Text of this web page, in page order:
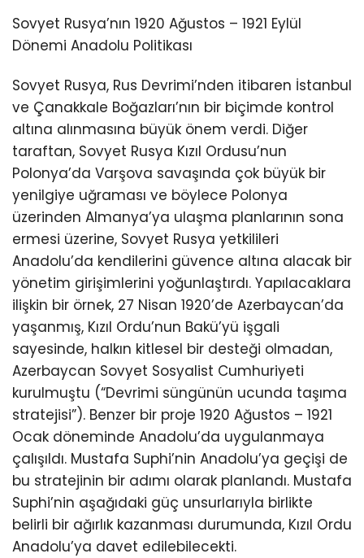
Sovyet Rusya’nın 1920 Ağustos – 1921 Eylül
Dönemi Anadolu Politikası
Sovyet Rusya, Rus Devrimi’nden itibaren İstanbul
ve Çanakkale Boğazları’nın bir biçimde kontrol
altına alınmasına büyük önem verdi. Diğer
taraftan, Sovyet Rusya Kızıl Ordusu’nun
Polonya’da Varşova savaşında çok büyük bir
yenilgiye uğraması ve böylece Polonya
üzerinden Almanya’ya ulaşma planlarının sona
ermesi üzerine, Sovyet Rusya yetkilileri
Anadolu’da kendilerini güvence altına alacak bir
yönetim girişimlerini yoğunlaştırdı. Yapılacaklara
ilişkin bir örnek, 27 Nisan 1920’de Azerbaycan’da
yaşanmış, Kızıl Ordu’nun Bakü’yü işgali
sayesinde, halkın kitlesel bir desteği olmadan,
Azerbaycan Sovyet Sosyalist Cumhuriyeti
kurulmuştu (“Devrimi süngünün ucunda taşıma
stratejisi”). Benzer bir proje 1920 Ağustos – 1921
Ocak döneminde Anadolu’da uygulanmaya
çalışıldı. Mustafa Suphi’nin Anadolu’ya geçişi de
bu stratejinin bir adımı olarak planlandı. Mustafa
Suphi’nin aşağıdaki güç unsurlarıyla birlikte
belirli bir ağırlık kazanması durumunda, Kızıl Ordu
Anadolu’ya davet edilebilecekti.